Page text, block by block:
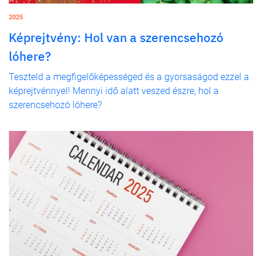
2025
Képrejtvény: Hol van a szerencsehozó
lóhere?
Teszteld a megfigelőképességed és a gyorsaságod ezzel a
képrejtvénnyel! Mennyi idő alatt veszed észre, hol a
szerencsehozó lóhere?